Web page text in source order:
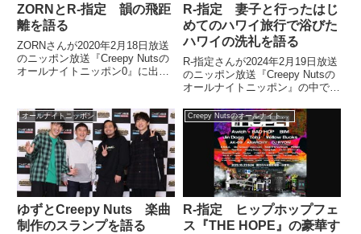
ZORNとR-指定 韻の飛距
離を語る
ZORNさんが2020年2月18日放送
のニッポン放送『Creepy Nutsの
オールナイトニッポン0』に出
た。Creepy Nutsのオールナイト
ニッポン0、この後3時から！お
い...
R-指定 妻子と行ったはじ
めてのハワイ旅行で浴びた
ハワイの洗礼を語る
R-指定さんが2024年2月19日放送
のニッポン放送『Creepy Nutsの
オールナイトニッポン』の中で妻
イ旅行についてトーク。そこでハ
ワイの洗礼を浴びてしまったこと
を話していました。
オールナイトニッポン
ゆずとCreepy Nuts 楽曲
制作のスランプを語る
Creepy Nutsのオールナイトニッポン0
R-指定 ヒップホップフェ
ス『THE HOPE』の豪華す